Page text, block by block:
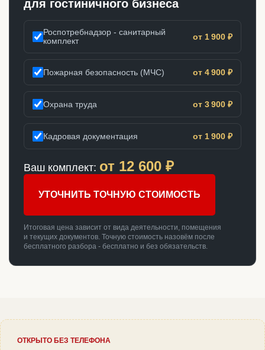
для гостиничного бизнеса
Роспотребнадзор - санитарный
комплект
от 1 900 ₽
Пожарная безопасность (МЧС) от 4 900 ₽
Охрана труда от 3 900 ₽
Кадровая документация от 1 900 ₽
Ваш комплект: от 12 600 ₽
УТОЧНИТЬ ТОЧНУЮ СТОИМОСТЬ
Итоговая цена зависит от вида деятельности, помещения
и текущих документов. Точную стоимость назовём после
бесплатного разбора - бесплатно и без обязательств.
ОТКРЫТО БЕЗ ТЕЛЕФОНА